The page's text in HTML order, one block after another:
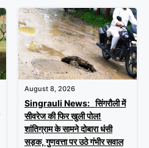
August 8, 2026
Singrauli News: सिंगरौली में
सीवरेज की फिर खुली पोल!
शांतिग्राम के सामने दोबारा धंसी
सड़क, गुणवत्ता पर उठे गंभीर सवाल